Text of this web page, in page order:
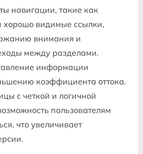
навигации, такие как
хорошо видимые ссылки,
внимания и
между разделами.
информации
коэффициента оттока.
с четкой и логичной
пользователям
что увеличивает